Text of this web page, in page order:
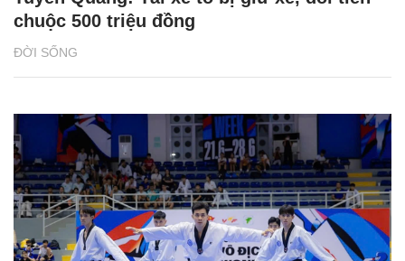
ĐỜI SỐNG
chuộc 500 triệu đồng